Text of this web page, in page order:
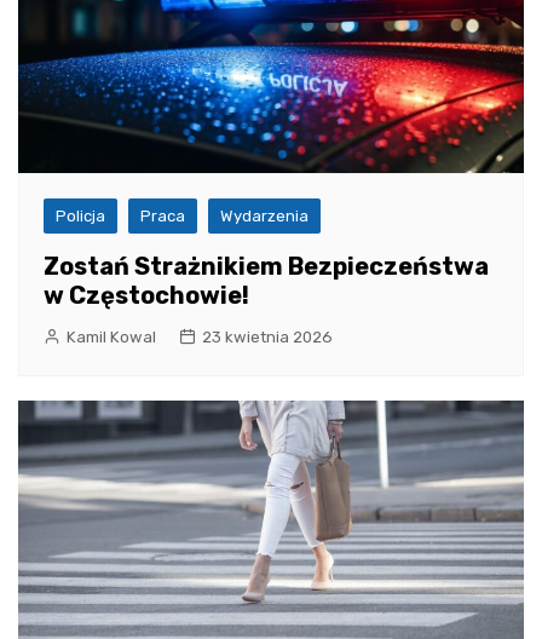
Policja Praca Wydarzenia
Zostań Strażnikiem Bezpieczeństwa
w Częstochowie!
Kamil Kowal 23 kwietnia 2026